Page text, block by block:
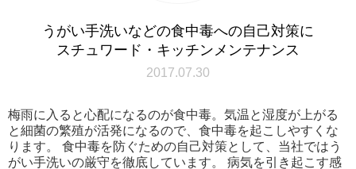
うがい手洗いなどの食中毒への自己対策に
スチュワード・キッチンメンテナンス
2017.07.30
梅雨に入ると心配になるのが食中毒。気温と湿度が上がる
と細菌の繁殖が活発になるので、食中毒を起こしやすくな
ります。 食中毒を防ぐための自己対策として、当社ではう
がい手洗いの厳守を徹底しています。 病気を引き起こす感